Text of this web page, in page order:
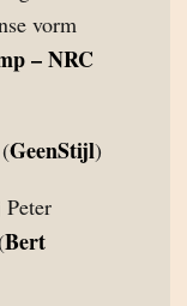
vorm
– NRC
GeenStijl)
Bert